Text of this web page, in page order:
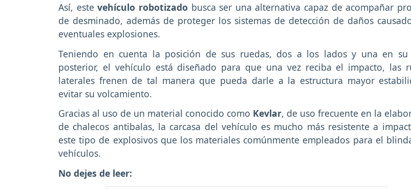
Así, estevehículo robotizado busca ser una alternativa capaz de acompañar
de desminado, además de proteger los sistemas de detección de daños
eventuales explosiones.
Teniendo en cuenta la posición de sus ruedas, dos a los lados y una en su
posterior, el vehículo está diseñado para que una vez reciba el impacto, las
laterales frenen de tal manera que pueda darle a la estructura mayor
evitar su volcamiento.
Gracias al uso de un material conocido como Kevlar, de uso frecuente en la
de chalecos antibalas, la carcasa del vehículo es mucho más resistente a
este tipo de explosivos que los materiales comúnmente empleados para el
vehículos.
No dejes de leer: